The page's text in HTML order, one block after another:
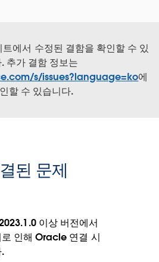
에서 수정된 결함을 확인할 수 있
추가 결함 정보는
s/issues?language=ko에
할 수 있습니다.
된 문제
이상 버전에서
인해 Oracle 연결 시